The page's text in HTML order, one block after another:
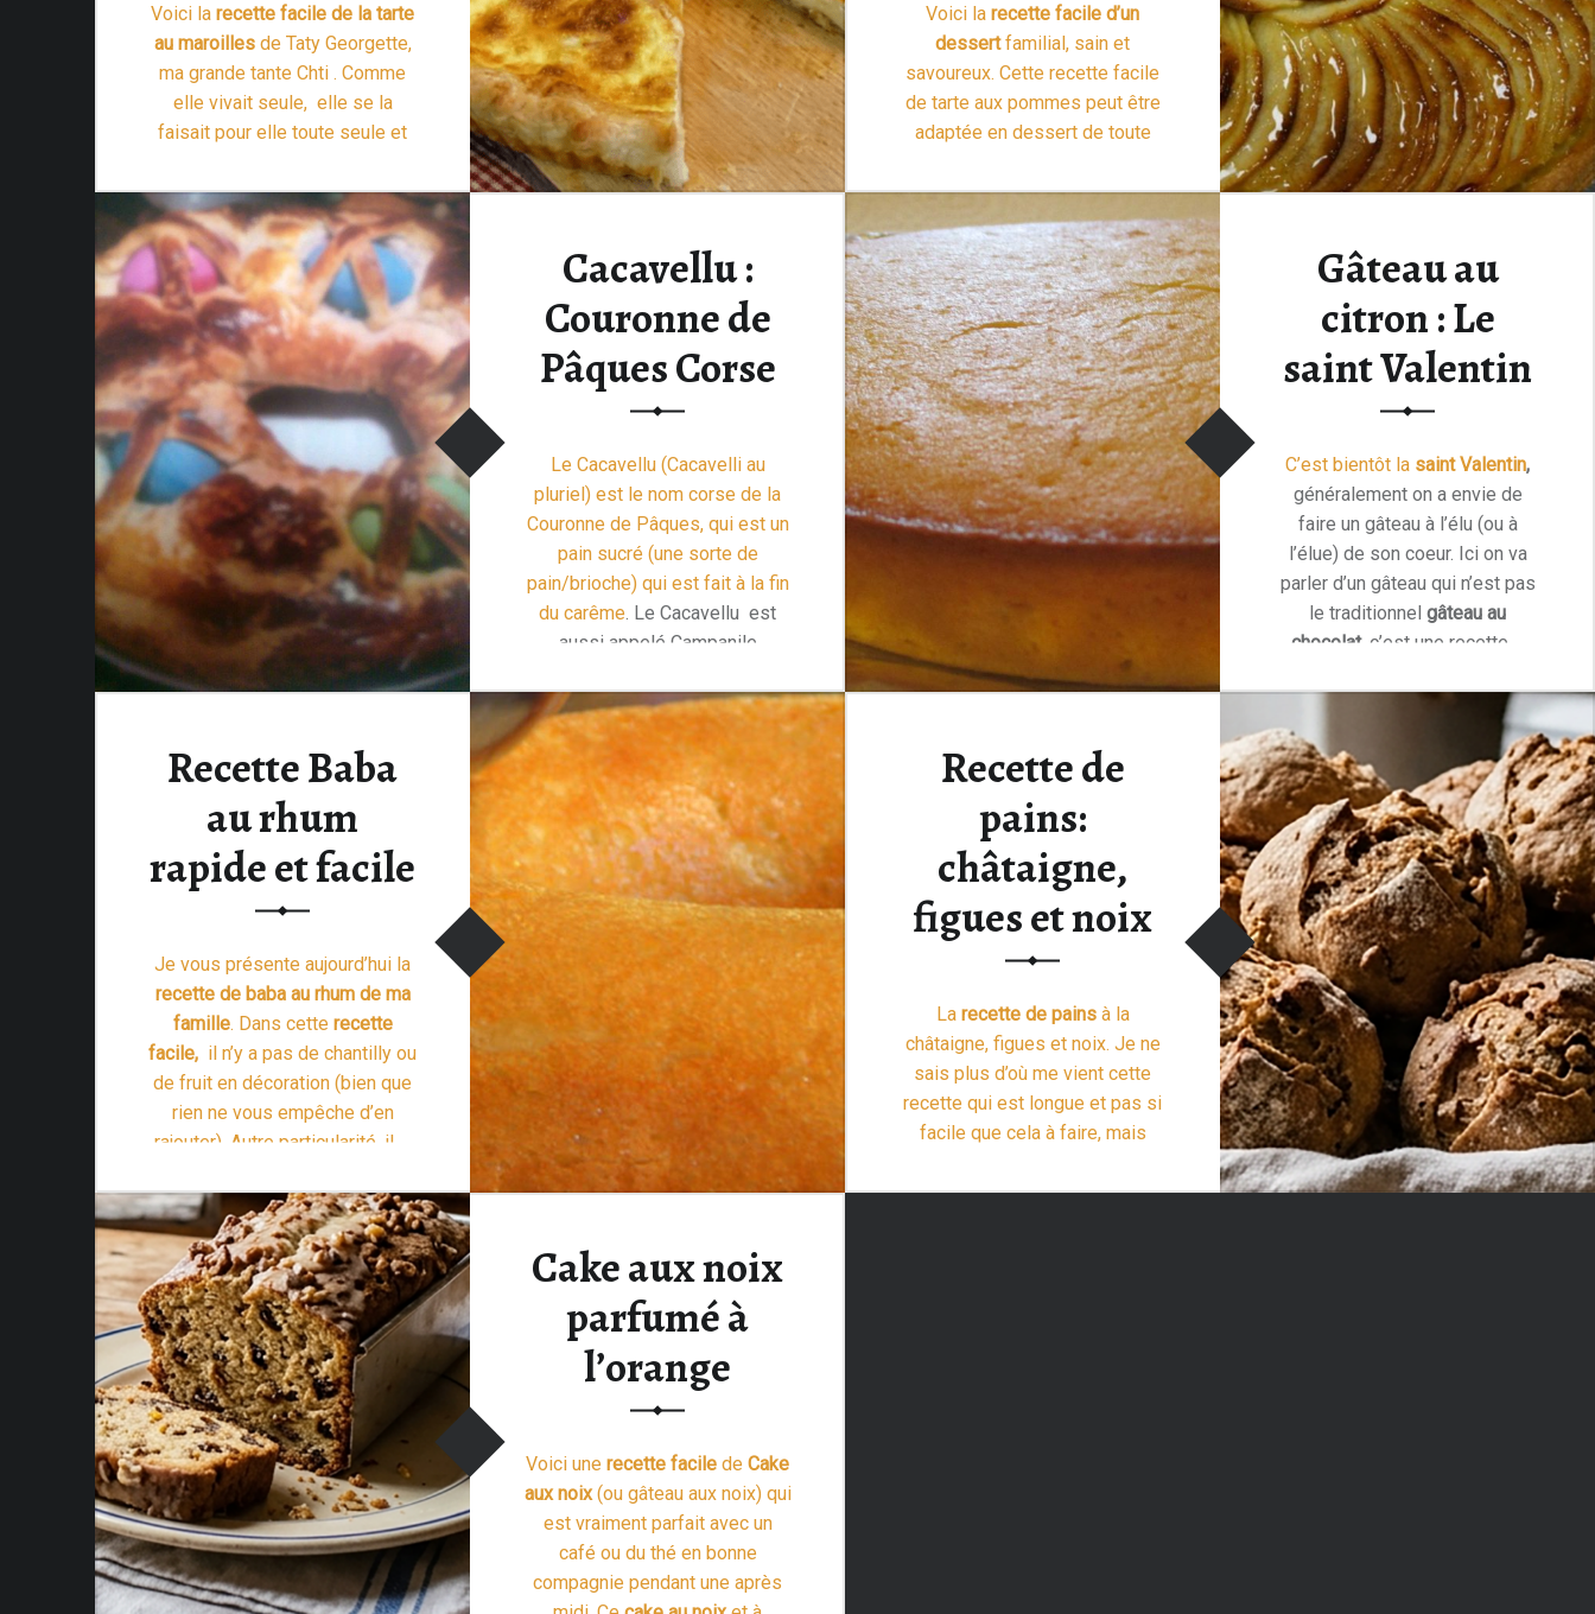
Voici la recette facile de la tarte
au maroillesde Taty Georgette,
ma grande tante Chti . Comme
elle vivait seule, elle se la
faisait pour elle toute seule et
week-end. Attention, cette tarte
…Lire la suite >“Tarte au Maroilles ou Goyère de Valenciennes”
Voici la recette facile d’un
dessertfamilial, sain et
savoureux. Cette recette facile
de tarte aux pommes peut être
adaptée en dessert de toute
fruits fraisde la garniture:
cerises, framboises, abricots au
printemps, pêche …Lire la suite
>“Tarte aux pommes ou Tarte aux fruits”
Cacavellu :
Couronne de
Pâques Corse
Le Cacavellu (Cacavelli au
pluriel) est le nom corse de la
Couronne de Pâques, qui est un
pain sucré (une sorte de
pain/brioche) qui est fait à la fin
du carême . Le Cacavellu est
aussi appelé Campanile
Gâteau au
citron : Le
saint Valentin
C’est bientôt la saint Valentin,
généralement on a envie de
faire un gâteau à l’élu (ou à
l’élue) de son coeur. Ici on va
parler d’un gâteau qui n’est pas
le traditionnel gâteau au
chocolat, c’est une recette …
Recette Baba
au rhum
rapide et facile
Je vous présente aujourd’hui la
recette de baba au rhum de ma
famille. Dans cette recette
facile, il n’y a pas de chantilly ou
de fruit en décoration (bien que
rien ne vous empêche d’en
rajouter). Autre particularité, il …
Recette de
pains:
châtaigne,
figues et noix
La recette de painsà la
châtaigne, figues et noix. Je ne
sais plus d’où me vient cette
recette qui est longue et pas si
facile que cela à faire, mais
(et bon) d’avoir du …Lire la suite
Cake aux noix
parfumé à
l’orange
Voici une recette facile de Cake
aux noix(ou gâteau aux noix) qui
est vraiment parfait avec un
café ou du thé en bonne
compagnie pendant une après